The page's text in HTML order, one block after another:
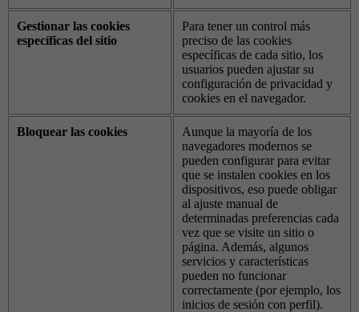
Gestionar las cookies
específicas del sitio
Para tener un control más
preciso de las cookies
específicas de cada sitio, los
usuarios pueden ajustar su
configuración de privacidad y
cookies en el navegador.
Bloquear las cookies
Aunque la mayoría de los
navegadores modernos se
pueden configurar para evitar
que se instalen cookies en los
dispositivos, eso puede obligar
al ajuste manual de
determinadas preferencias cada
vez que se visite un sitio o
página. Además, algunos
servicios y características
pueden no funcionar
correctamente (por ejemplo, los
inicios de sesión con perfil).